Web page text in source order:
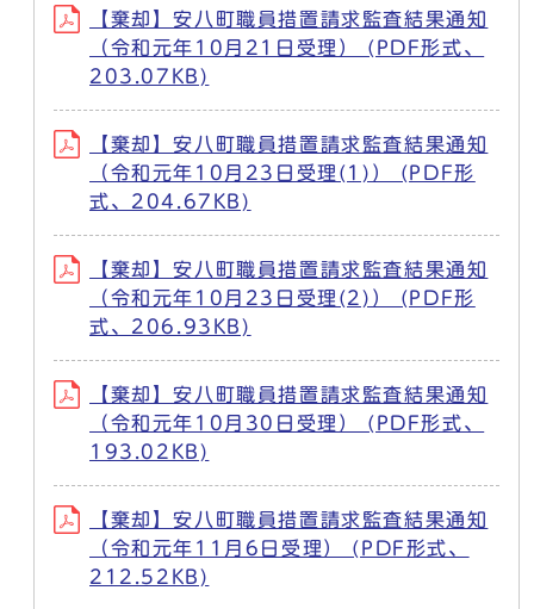
【棄却】安八町職員措置請求監査結果通知
（令和元年10月21日受理） (PDF形式、
203.07KB)
【棄却】安八町職員措置請求監査結果通知
（令和元年10月23日受理(1)） (PDF形
式、204.67KB)
【棄却】安八町職員措置請求監査結果通知
（令和元年10月23日受理(2)） (PDF形
式、206.93KB)
【棄却】安八町職員措置請求監査結果通知
（令和元年10月30日受理） (PDF形式、
193.02KB)
【棄却】安八町職員措置請求監査結果通知
（令和元年11月6日受理） (PDF形式、
212.52KB)